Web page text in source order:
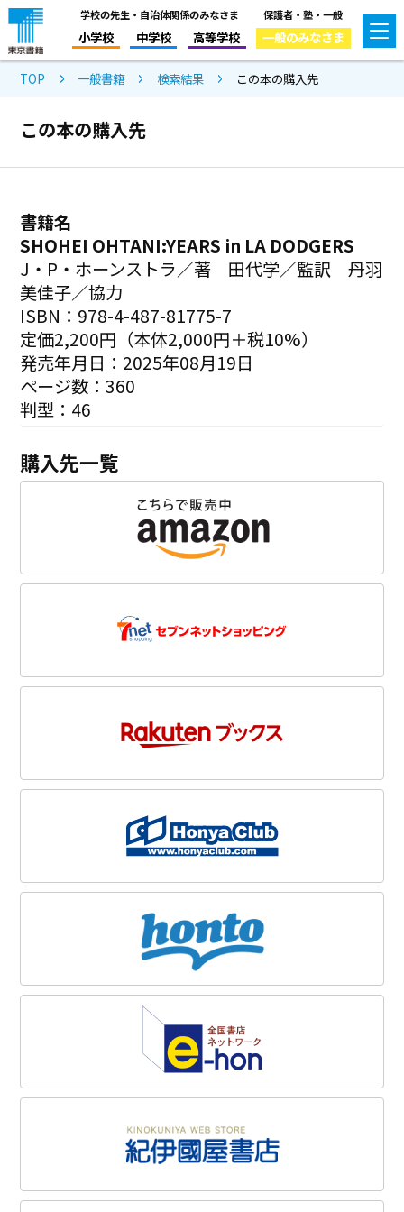
学校の先生・自治体関係のみなさま
小学校 中学校 高等学校
保護者・塾・一般
一般のみなさま
TOP 一般書籍 検索結果 この本の購入先
この本の購入先
書籍名
SHOHEI OHTANI:YEARS in LA DODGERS
J・P・ホーンストラ／著 田代学／監訳 丹羽
美佳子／協力
ISBN：978-4-487-81775-7
定価2,200円（本体2,000円＋税10%）
発売年月日：2025年08月19日
ページ数：360
判型：46
購入先一覧